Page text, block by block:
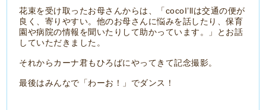
花束を受け取ったお母さんからは、「cocoI’llは交通の便が
良く、寄りやすい。他のお母さんに悩みを話したり、保育
園や病院の情報を聞いたりして助かっています。」とお話
していただきました。
それからカーナ君もひろばにやってきて記念撮影。
最後はみんなで「わーお！」でダンス！